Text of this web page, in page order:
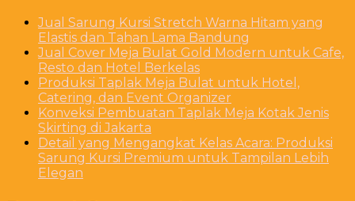
Jual Sarung Kursi Stretch Warna Hitam yang
Elastis dan Tahan Lama Bandung
Jual Cover Meja Bulat Gold Modern untuk Cafe,
Resto dan Hotel Berkelas
Produksi Taplak Meja Bulat untuk Hotel,
Catering, dan Event Organizer
Konveksi Pembuatan Taplak Meja Kotak Jenis
Skirting di Jakarta
Detail yang Mengangkat Kelas Acara: Produksi
Sarung Kursi Premium untuk Tampilan Lebih
Elegan